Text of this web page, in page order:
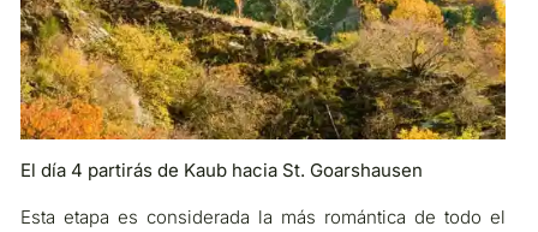
El día 4 partirás de Kaub hacia St. Goarshausen
Esta etapa es considerada la más romántica de todo el